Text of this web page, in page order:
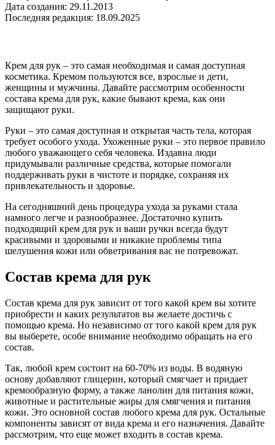
Дата создания: 29.11.2013
Последняя редакция: 18.09.2025
Крем для рук – это самая необходимая и самая доступная
косметика. Кремом пользуются все, взрослые и дети,
женщины и мужчины. Давайте рассмотрим особенности
состава крема для рук, какие бывают крема, как они
защищают руки.
Руки – это самая доступная и открытая часть тела, которая
требует особого ухода. Ухоженные руки – это первое правило
любого уважающего себя человека. Издавна люди
придумывали различные средства, которые помогали
поддерживать руки в чистоте и порядке, сохраняя их
привлекательность и здоровье.
На сегодняшний день процедура ухода за руками стала
намного легче и разнообразнее. Достаточно купить
подходящий крем для рук и ваши ручки всегда будут
красивыми и здоровыми и никакие проблемы типа
шелушения кожи или обветривания вас не потревожат.
Состав крема для рук
Состав крема для рук зависит от того какой крем вы хотите
приобрести и каких результатов вы желаете достичь с
помощью крема. Но независимо от того какой крем для рук
вы выберете, особе внимание необходимо обращать на его
состав.
Так, любой крем состоит на 60-70% из воды. В водяную
основу добавляют глицерин, который смягчает и придает
кремообразную форму, а также ланолин для питания кожи,
животные и растительные жиры для смягчения и питания
кожи. Это основной состав любого крема для рук. Остальные
компоненты зависят от вида крема и его назначения. Давайте
рассмотрим, что еще может входить в состав крема.